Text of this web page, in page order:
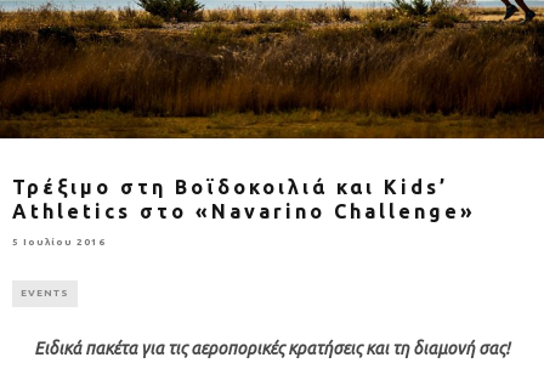
Τρέξιμο στη Βοϊδοκοιλιά και Kids’
Athletics στο «Navarino Challenge»
5 Ιουλίου 2016
EVENTS
Ειδικά πακέτα για τις αεροπορικές κρατήσεις και τη διαμονή σας!